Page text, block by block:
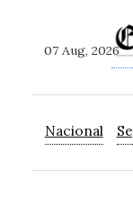
07 Aug, 2026
Nacional